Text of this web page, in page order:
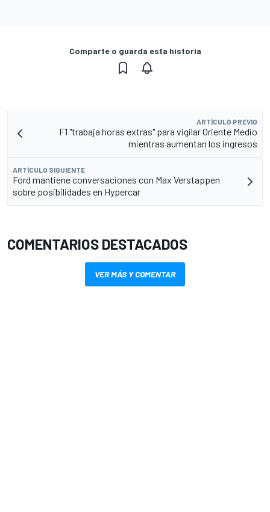
Comparte o guarda esta historia
ARTÍCULO PREVIO
F1 "trabaja horas extras" para vigilar Oriente Medio
mientras aumentan los ingresos
ARTÍCULO SIGUIENTE
Ford mantiene conversaciones con Max Verstappen
sobre posibilidades en Hypercar
COMENTARIOS DESTACADOS
VER MÁS Y COMENTAR